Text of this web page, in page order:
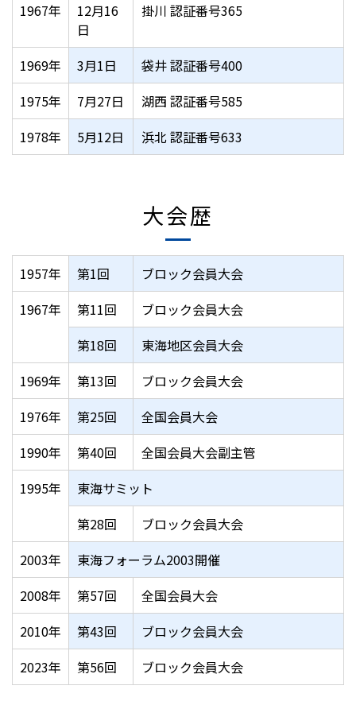
1967年
12月16
日
掛川 認証番号365
1969年 3月1日
袋井 認証番号400
1975年
7月27日
湖西 認証番号585
1978年
5月12日 浜北 認証番号633
大会歴
1957年 第1回
ブロック会員大会
1967年
第11回
ブロック会員大会
第18回
東海地区会員大会
1969年
第13回
ブロック会員大会
1976年
第25回
全国会員大会
1990年
第40回
全国会員大会副主管
1995年
東海サミット
第28回
ブロック会員大会
2003年
東海フォーラム2003開催
2008年
第57回
全国会員大会
2010年
第43回
ブロック会員大会
2023年
第56回 ブロック会員大会